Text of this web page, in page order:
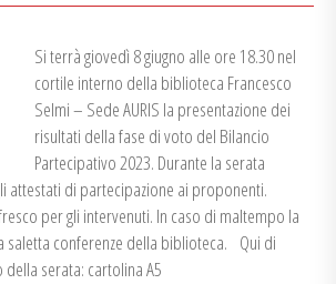
Si terrà giovedì 8 giugno alle ore 18.30 nel
cortile interno della biblioteca Francesco
Selmi – Sede AURIS la presentazione dei
risultati della fase di voto del Bilancio
Partecipativo 2023. Durante la serata
attestati di partecipazione ai proponenti.
per gli intervenuti. In caso di maltempo la
saletta conferenze della biblioteca. Qui di
serata: cartolina A5